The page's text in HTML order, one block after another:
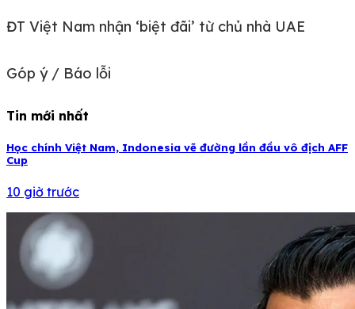
ĐT Việt Nam nhận ‘biệt đãi’ từ chủ nhà UAE
Góp ý / Báo lỗi
Tin mới nhất
Học chính Việt Nam, Indonesia vẽ đường lần đầu vô địch AFF
Cup
10 giờ trước